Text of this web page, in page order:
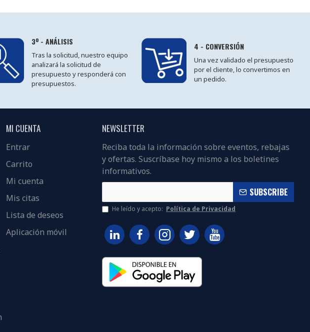
3º - ANÁLISIS
Tras la solicitud, nuestro equipo
analizará la solicitud de
presupuesto y responderá con
presupuestos.
4 - CONVERSIÓN
Una vez validado el presupuesto
por el cliente, lo convertimos en
un pedido.
MI CUENTA
Entrar
Carrito
Mi cuenta
Mis citas
Lista de deseos
Aplicación móvil
NEWSLETTER
Reciba toda la información sobre eventos, rebajas
y ofertas. Suscríbase hoy mismo a los boletines
informativos.
SUBSCRIBE
He leído y acepto: Política de Privacidad